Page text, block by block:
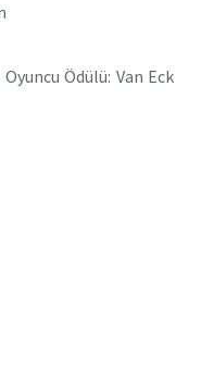
Oyuncu Ödülü: Van Eck